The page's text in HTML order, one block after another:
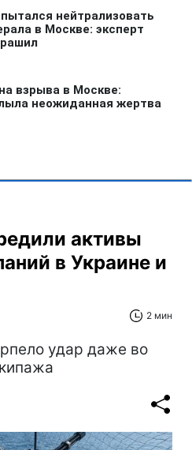
активы
в Украине и
2 мин
удар даже во